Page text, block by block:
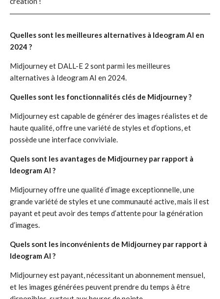
Quelles sont les meilleures alternatives à Ideogram AI en
2024 ?
Midjourney et DALL-E 2 sont parmi les meilleures
alternatives à Ideogram AI en 2024.
Quelles sont les fonctionnalités clés de Midjourney ?
Midjourney est capable de générer des images réalistes et de
haute qualité, offre une variété de styles et d’options, et
possède une interface conviviale.
Quels sont les avantages de Midjourney par rapport à
Ideogram AI ?
Midjourney offre une qualité d’image exceptionnelle, une
grande variété de styles et une communauté active, mais il est
payant et peut avoir des temps d’attente pour la génération
d’images.
Quels sont les inconvénients de Midjourney par rapport à
Ideogram AI ?
Midjourney est payant, nécessitant un abonnement mensuel,
et les images générées peuvent prendre du temps à être